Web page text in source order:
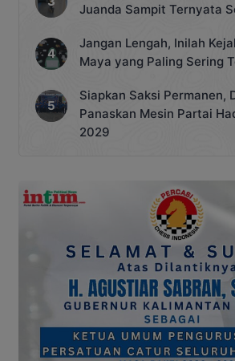
Juanda Sampit Ternyata
Jangan Lengah, Inilah
Maya yang Paling Sering
Siapkan Saksi Permanen,
Panaskan Mesin Partai
2029